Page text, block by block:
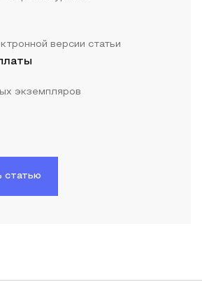
версии статьи
экземпляров
статью